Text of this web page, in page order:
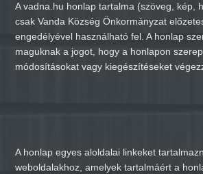
A vadna.hu honlap tartalma (szöveg, kép,
csak Vanda Község Önkormányzat
engedélyével használható fel. A honlap
maguknak a jogot, hogy a honlapon
módosításokat vagy kiegészítéseket
A honlap egyes aloldalai linkeket
weboldalakhoz, amelyek tartalmáért a